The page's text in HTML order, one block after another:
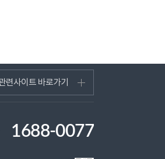
련사이트 바로가기
1688-0077